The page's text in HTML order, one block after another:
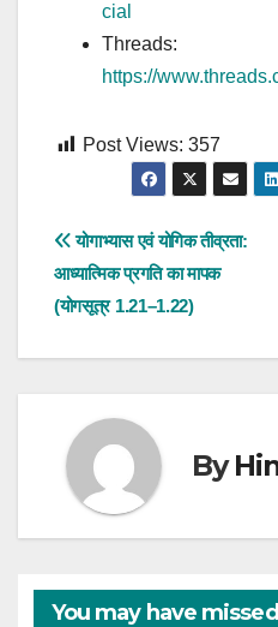
cial
Threads:
https://
Post Views: 357
Post
navigation
योगाभ्यास एवं योगिक तीव्रता:
आध्यात्मिक प्रगति का मापक
(योगसूत्र 1.21–1.22)
By
You may have missed